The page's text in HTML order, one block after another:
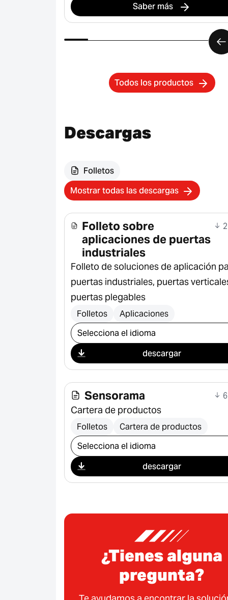
Saber más
Todos los productos
Descargas
Folletos
Mostrar todas las descargas
Folleto sobre
aplicaciones de puertas
industriales
Folleto de soluciones de aplicación
puertas industriales, puertas
puertas plegables
Folletos Aplicaciones
Seleccionar descarga
descargar
Sensorama
Cartera de productos
Folletos Cartera de productos
Seleccionar descarga
descargar
¿Tienes alguna
pregunta?